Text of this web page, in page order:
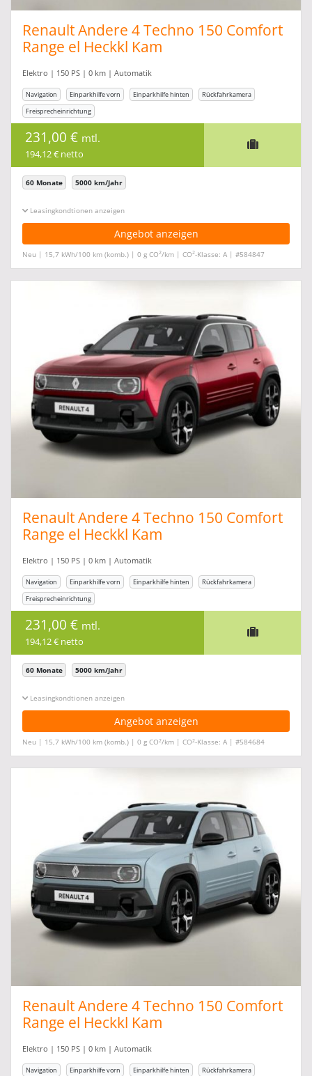
Renault Andere 4 Techno 150 Comfort
Range el Heckkl Kam
Elektro | 150 PS | 0 km | Automatik
Navigation Einparkhilfe vorn Einparkhilfe hinten
Rückfahrkamera
Freisprecheinrichtung
231,00 € mtl.
194,12 € netto
60 Monate 5000 km/Jahr
Leasingkonditionen ein-/ausblenden
Angebot anzeigen
Neu | 15,7 kWh/100 km (komb.) | 0 g CO2/km | CO2-Klasse: A | #584847
Renault Andere 4 Techno 150 Comfort
Range el Heckkl Kam
Elektro | 150 PS | 0 km | Automatik
Navigation Einparkhilfe vorn Einparkhilfe hinten
Rückfahrkamera
Freisprecheinrichtung
231,00 € mtl.
194,12 € netto
60 Monate 5000 km/Jahr
Leasingkonditionen ein-/ausblenden
Angebot anzeigen
Neu | 15,7 kWh/100 km (komb.) | 0 g CO2/km | CO2-Klasse: A | #584684
Renault Andere 4 Techno 150 Comfort
Range el Heckkl Kam
Elektro | 150 PS | 0 km | Automatik
Navigation Einparkhilfe vorn Einparkhilfe hinten
Rückfahrkamera